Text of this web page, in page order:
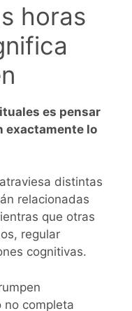
horas
es pensar
exactamente lo
distintas
relacionadas
que otras
regular
cognitivas.
no completa